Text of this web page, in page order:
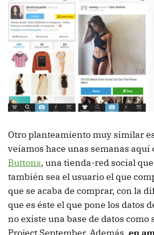
Otro planteamiento muy similar
veíamos hace unas semanas aquí
Buttons, una tienda-red social
también sea el usuario el que
que se acaba de comprar, con la
que es éste el que pone los datos
no existe una base de datos como
Project September. Además, en